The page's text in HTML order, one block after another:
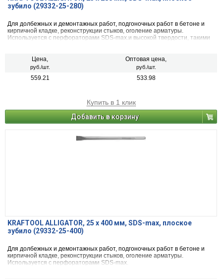
зубило (29332-25-280)
Для долбежных и демонтажных работ, подгоночных работ в бетоне и
кирпичной кладке, реконструкции стыков, оголение арматуры.
Используется с перфораторами SDS-max.и высокой твердости, такими
Цена,
руб./шт.
Оптовая цена,
руб./шт.
559.21 533.98
Купить в 1 клик
Добавить в корзину
KRAFTOOL ALLIGATOR, 25 х 400 мм, SDS-max, плоское
зубило (29332-25-400)
Для долбежных и демонтажных работ, подгоночных работ в бетоне и
кирпичной кладке, реконструкции стыков, оголение арматуры.
Используется с перфораторами SDS-max.